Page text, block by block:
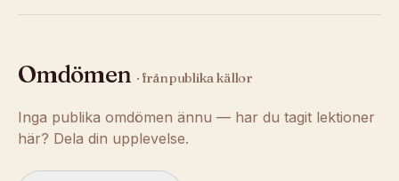
Omdömen · från publika källor
Inga publika omdömen ännu — har du tagit lektioner
här? Dela din upplevelse.